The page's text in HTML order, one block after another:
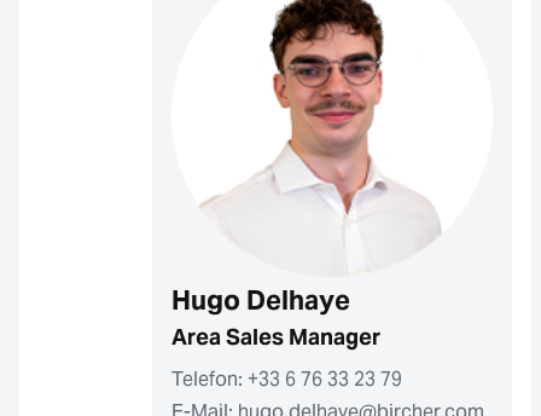
Hugo Delhaye
Area Sales Manager
Telefon: +33 6 76 33 23 79